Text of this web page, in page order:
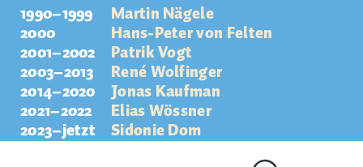
1990–1999 Martin Nägele
2000 Hans-Peter von Felten
2001–2002 Patrik Vogt
2003–2013 René Wolfinger
2014–2020 Jonas Kaufman
2021–2022 Elias Wössner
2023–jetzt Sidonie Dom